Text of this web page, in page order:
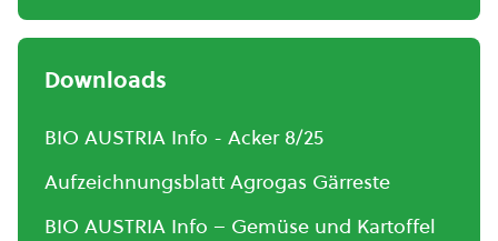
Downloads
BIO AUSTRIA Info - Acker 8/25
Aufzeichnungsblatt Agrogas Gärreste
BIO AUSTRIA Info – Gemüse und Kartoffel